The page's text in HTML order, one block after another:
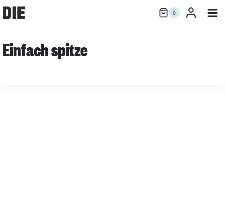
Zum
Inhalt
0
Einfach spitze